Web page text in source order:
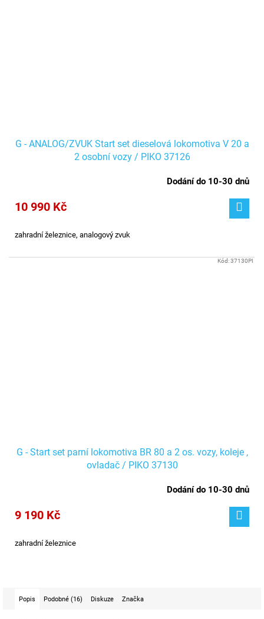
G - ANALOG/ZVUK Start set dieselová lokomotiva V 20 a
2 osobní vozy / PIKO 37126
Dodání do 10-30 dnů
10 990 Kč
zahradní železnice, analogový zvuk
G - Start set parní lokomotiva BR 80 a 2 os. vozy, koleje ,
ovladač / PIKO 37130
Dodání do 10-30 dnů
9 190 Kč
zahradní železnice
Kód:37130PI
Popis Podobné (16) Diskuze Značka